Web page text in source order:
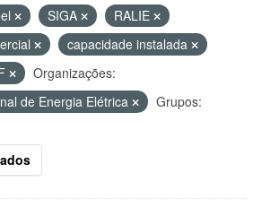
SIGA
RALIE
capacidade instalada
Organizações:
de Energia Elétrica
Grupos: